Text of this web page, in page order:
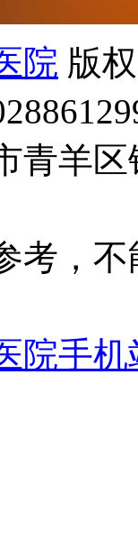
院 版
青羊
考，
院手机